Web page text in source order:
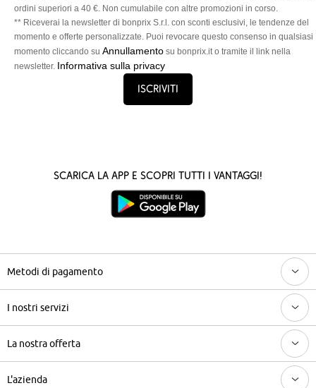
ordini superiori a 40 €. Non cumulabile con altre promozioni in corso.
** Riceverai la newsletter di bonprix S.r.l. con sconti esclusivi, le tendenze del
momento e offerte personalizzate. Puoi revocare questo consenso in qualsiasi
momento cliccando su Annullamento su bonprix.it o tramite il link nella
newsletter. Informativa sulla privacy
Iscriviti
Scarica la App e scopri tutti i vantaggi!
Metodi di pagamento
I nostri servizi
La nostra offerta
L'azienda